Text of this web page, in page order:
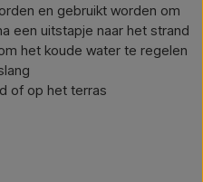
en gebruikt worden om
een uitstapje naar het strand
het koude water te regelen
of op het terras